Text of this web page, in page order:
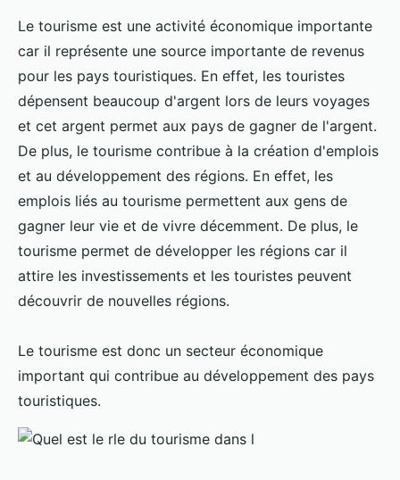
Le tourisme est une activité économique importante
car il représente une source importante de revenus
pour les pays touristiques. En effet, les touristes
dépensent beaucoup d'argent lors de leurs voyages
et cet argent permet aux pays de gagner de l'argent.
De plus, le tourisme contribue à la création d'emplois
et au développement des régions. En effet, les
emplois liés au tourisme permettent aux gens de
gagner leur vie et de vivre décemment. De plus, le
tourisme permet de développer les régions car il
attire les investissements et les touristes peuvent
découvrir de nouvelles régions.
Le tourisme est donc un secteur économique
important qui contribue au développement des pays
touristiques.